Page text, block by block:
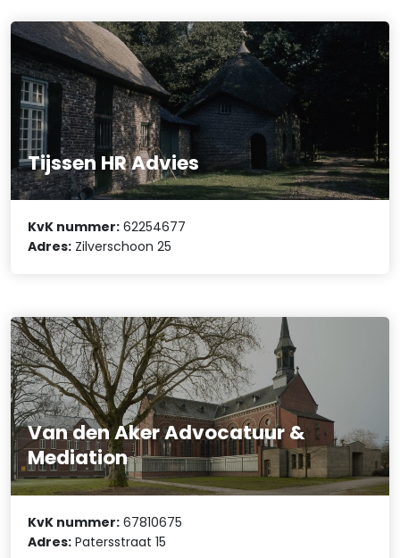
Tijssen HR Advies
KvK nummer: 62254677
Adres: Zilverschoon 25
Van den Aker Advocatuur &
Mediation
KvK nummer: 67810675
Adres: Patersstraat 15